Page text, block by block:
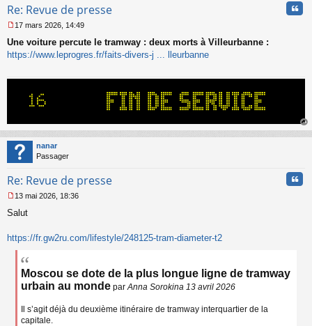
Re: Revue de presse
e
s
n
l
u
17 mars 2026, 14:49
Une voiture percute le tramway : deux morts à Villeurbanne :
https://www.leprogres.fr/faits-divers-j ... lleurbanne
au
nanar
Passager
Re: Revue de presse
e
s
a
13 mai 2026, 18:36
Salut
https://fr.gw2ru.com/lifestyle/248125-tram-diameter-t2
Moscou se dote de la plus longue ligne de tramway
urbain au monde parAnna Sorokina 13 avril 2026
Il s’agit déjà du deuxième itinéraire de tramway interquartier de la
capitale.